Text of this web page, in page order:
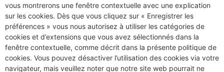
vous montrerons une fenêtre contextuelle avec une explication
sur les cookies. Dès que vous cliquez sur « Enregistrer les
préférences » vous nous autorisez à utiliser les catégories de
cookies et d’extensions que vous avez sélectionnés dans la
fenêtre contextuelle, comme décrit dans la présente politique de
cookies. Vous pouvez désactiver l’utilisation des cookies via votre
navigateur, mais veuillez noter que notre site web pourrait ne